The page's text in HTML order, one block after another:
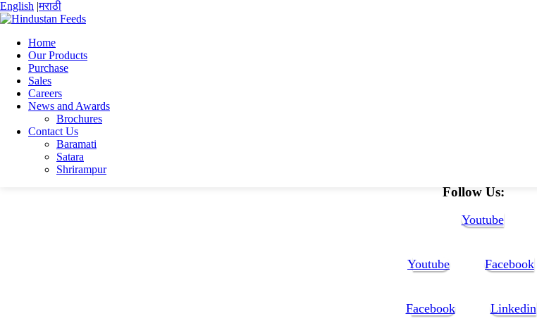
English |मराठी
Home
Our Products
Purchase
Sales
Careers
News and Awards
Brochures
Contact Us
Baramati
Satara
Shrirampur
Home
Subhabrata Ghosh
SG RESUME Final 2
SG RESUME Final 2
SG RESUME Final 2
Follow Us:
Youtube
Youtube Facebook
Facebook Linkedin